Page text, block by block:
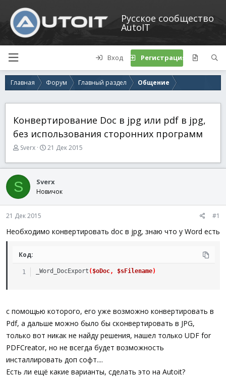
Русское сообщество
AutoIT
Вход Регистрация
Главная Форум Главный раздел Общение
Конвертирование Doc в jpg или pdf в jpg,
без использования сторонних программ
А
т
о
р
т
е
ы
Sverx
Д
т
н
а
а
21 Дек 2015
S Sverx
Новичок
21 Дек 2015 #1
Необходимо конвертировать doc в jpg, знаю что у Word есть
Код:
_Word_DocExport ( $oDoc, $sFilename)
с помощью которого, его уже возможно конвертировать в
Pdf, а дальше можно было бы сконвертировать в JPG,
только вот никак не найду решения, нашел только UDF for
PDFCreator, но не всегда будет возможность
инсталлировать доп софт....
Есть ли ещё какие варианты, сделать это на Autoit?